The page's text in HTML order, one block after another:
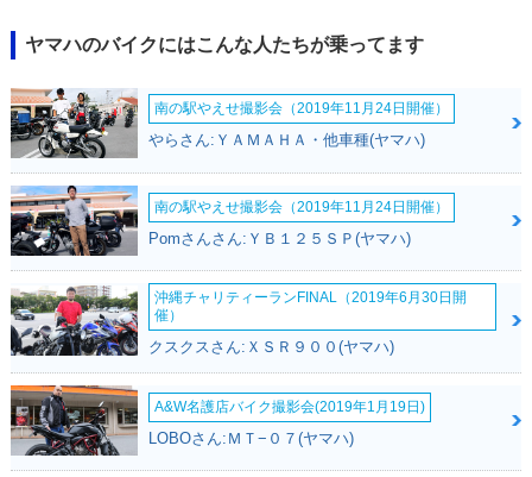
て、モデルヒストリーに幕を下ろした。なお、日本市場への導入は、2度
にわたって行われた。1990から1999年までと、2009年から2017年まで。
1990年の国内仕様車は、日本でのオーバー750cc解禁を受けての第一号車
（1990年2月1日発売）として歴史に名を残している。
ヤマハのバイクにはこんな人たちが乗ってます
南の駅やえせ撮影会（2019年11月24日開催）
やらさん:ＹＡＭＡＨＡ・他車種(ヤマハ)
南の駅やえせ撮影会（2019年11月24日開催）
Pomさんさん:ＹＢ１２５ＳＰ(ヤマハ)
沖縄チャリティーランFINAL（2019年6月30日開
催）
クスクスさん:ＸＳＲ９００(ヤマハ)
A&W名護店バイク撮影会(2019年1月19日)
LOBOさん:ＭＴ−０７(ヤマハ)